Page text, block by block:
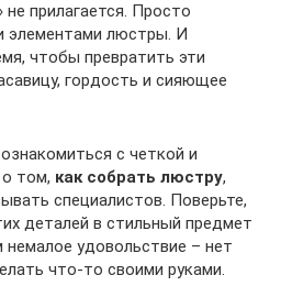
прилагается. Просто
элементами люстры. И
чтобы превратить эти
гордость и сияющее
с четкой и
том, как собрать люстру,
специалистов. Поверьте,
деталей в стильный предмет
удовольствие – нет
что-то своими руками.